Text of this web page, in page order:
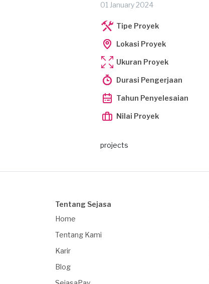
01 January 2024
Tipe Proyek
Lokasi Proyek
Ukuran Proyek
Durasi Pengerjaan
Tahun Penyelesaian
Nilai Proyek
projects
Tentang Sejasa
Home
Tentang Kami
Karir
Blog